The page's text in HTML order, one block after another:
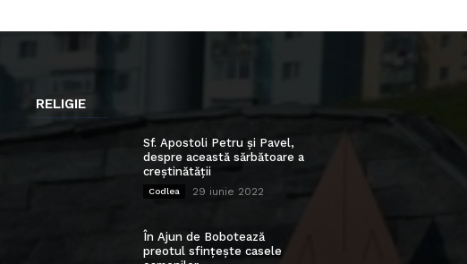
RELIGIE
Sf. Apostoli Petru și Pavel,
despre această sărbătoare a
creștinătății
Codlea 29 iunie 2022
În Ajun de Bobotează
preotul sfințește casele